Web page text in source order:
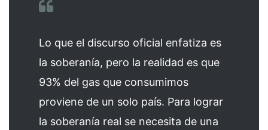
Lo que el discurso oficial enfatiza es
la soberanía, pero la realidad es que
93% del gas que consumimos
proviene de un solo país. Para lograr
la soberanía real se necesita de una